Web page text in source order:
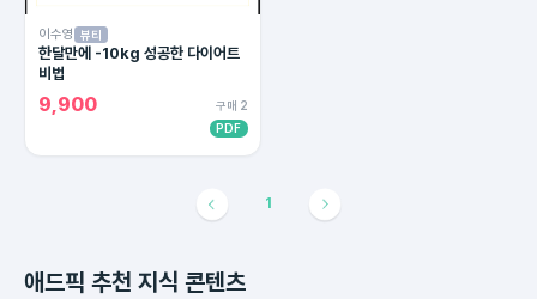
이수영 뷰티
한달만에 -10kg 성공한 다이어트
비법
9,900
구매 2
PDF
1
애드픽 추천 지식 콘텐츠